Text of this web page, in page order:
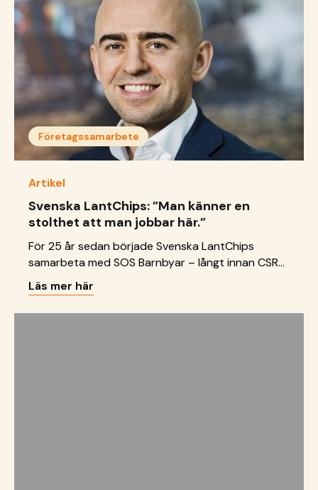
hygienpaket och planerar dessutom att göra
reparationer på en &hellip; <a href="https://sos-
barnbyar.se/katastrofarbetet-i-mocambique-
fortsatter/">Continued</a>
Företagssamarbete
Artikel
Svenska LantChips: ”Man känner en
stolthet att man jobbar här.”
För 25 år sedan började Svenska LantChips
samarbeta med SOS Barnbyar – långt innan CSR
ens blev ett begrepp. Grundarna till företaget
hade ett fadderbarn och kände ett starkt
engagemang till organisationen och det har
Läs mer här